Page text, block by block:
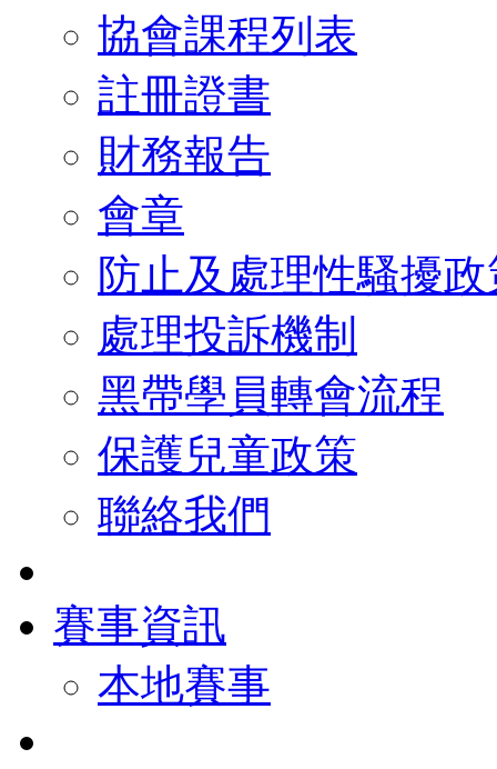
協會課程列表
註冊證書
財務報告
會章
防止及處理性騷擾
處理投訴機制
黑帶學員轉會流程
保護兒童政策
聯絡我們
賽事資訊
本地賽事